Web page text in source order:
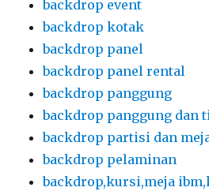
backdrop event
backdrop kotak
backdrop panel
backdrop panel rental
backdrop panggung
backdrop panggung dan
backdrop partisi dan
backdrop pelaminan
backdrop,kursi,meja